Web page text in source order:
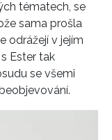
tématech, se
sama prošla
odrážejí v jejím
Ester tak
se všemi